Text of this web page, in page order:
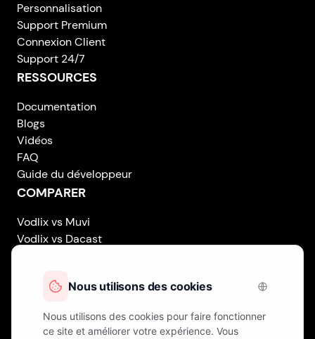
Personnalisation
Support Premium
Connexion Client
Support 24/7
RESSOURCES
Documentation
Blogs
Vidéos
FAQ
Guide du développeur
COMPARER
Vodlix vs Muvi
Vodlix vs Dacast
Vodlix vs Brightcove